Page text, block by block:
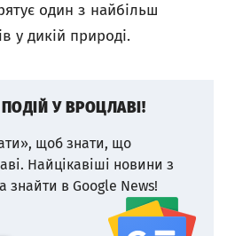
один з найбільш
у дикій природі.
ПОДІЙ У ВРОЦЛАВІ!
щоб знати, що
Найцікавіші новини з
в Google News!